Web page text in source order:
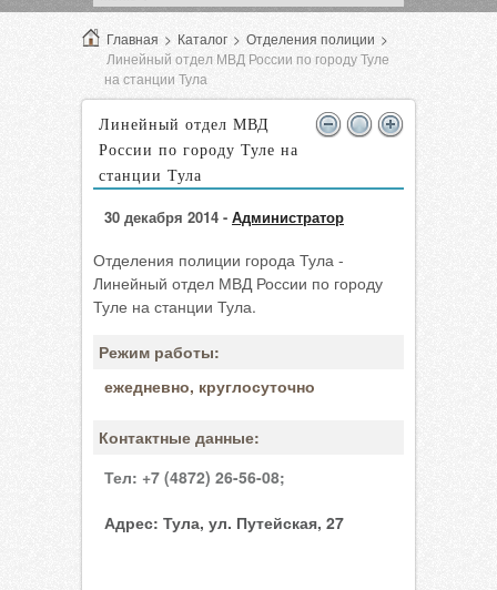
Главная > Каталог > Отделения полиции >
Линейный отдел МВД России по городу Туле
на станции Тула
Линейный отдел МВД
России по городу Туле на
станции Тула
30 декабря 2014 - Администратор
Отделения полиции города Тула -
Линейный отдел МВД России по городу
Туле на станции Тула.
Режим работы:
ежедневно, круглосуточно
Контактные данные:
Тел: +7 (4872) 26-56-08;
Адрес: Тула, ул. Путейская, 27